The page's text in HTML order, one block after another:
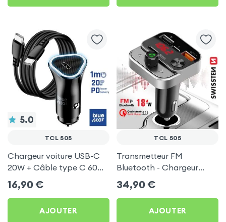
5.0
TCL 505
Chargeur voiture USB-C
20W + Câble type C 60W
Blue Star pour TCL 505
16,90 €
AJOUTER
TCL 505
Transmetteur FM
Bluetooth - Chargeur
Voiture USB C + USB -
Swissten
34,90 €
AJOUTER